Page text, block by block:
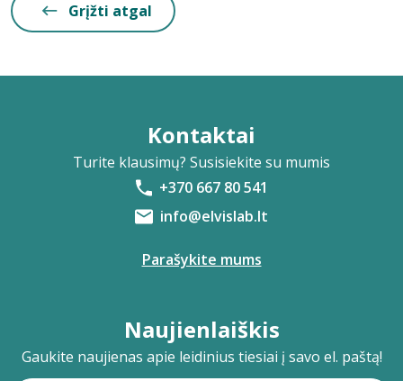
Grįžti atgal
Kontaktai
Turite klausimų? Susisiekite su mumis
+370 667 80 541
info@elvislab.lt
Parašykite mums
Naujienlaiškis
Gaukite naujienas apie leidinius tiesiai į savo el. paštą!